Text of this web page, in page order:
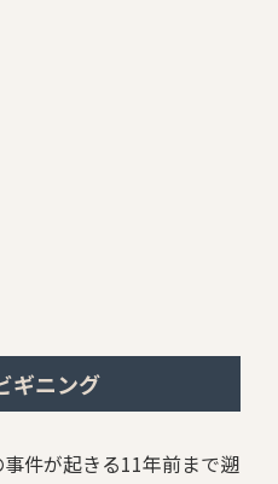
ギニング
件が起きる11年前まで遡